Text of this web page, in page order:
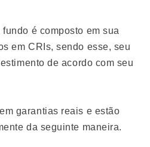
é composto em sua
em CRIs, sendo esse, seu
de acordo com seu
garantias reais e estão
da seguinte maneira.